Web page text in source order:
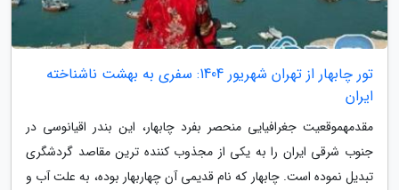
تور چابهار از تهران شهریور 1404: سفری به بهشت ناشناخته
ایران
مقدمهموقعیت جغرافیایی منحصر بفرد چابهار، این بندر اقیانوسی در
جنوب شرقی ایران را به یکی از مجذوب کننده ترین مقاصد گردشگری
تبدیل نموده است. چابهار که نام قدیمی آن چهاربهار بوده، به علت آب و